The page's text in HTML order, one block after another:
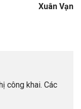
Xuân Vạn
công khai. Các